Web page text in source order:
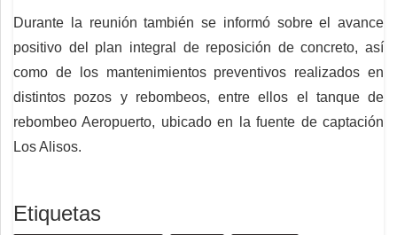
Durante la reunión también se informó sobre el avance
positivo del plan integral de reposición de concreto, así
como de los mantenimientos preventivos realizados en
distintos pozos y rebombeos, entre ellos el tanque de
rebombeo Aeropuerto, ubicado en la fuente de captación
Los Alisos.
Etiquetas